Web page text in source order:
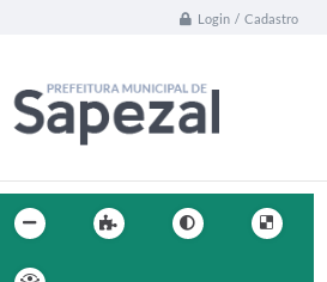
Login / Cadastro